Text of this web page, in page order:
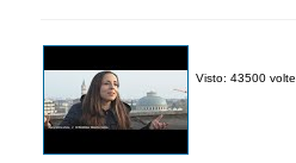
Visto: 43500 volte